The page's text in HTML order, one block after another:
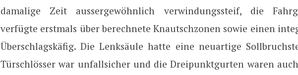
damalige Zeit aussergewöhnlich verwindungssteif, die
verfügte erstmals über berechnete Knautschzonen sowie einen
Überschlagskäfig. Die Lenksäule hatte eine neuartige
Türschlösser war unfallsicher und die Dreipunktgurten waren